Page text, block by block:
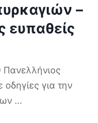
–
ευπαθείς
Πανελλήνιος
για την
...